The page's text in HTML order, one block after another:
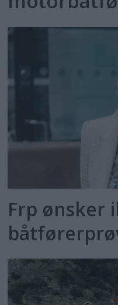
Frp ønsker